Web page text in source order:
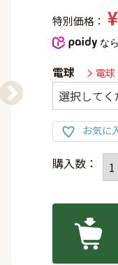
特別価格 ¥
なら
電球 電